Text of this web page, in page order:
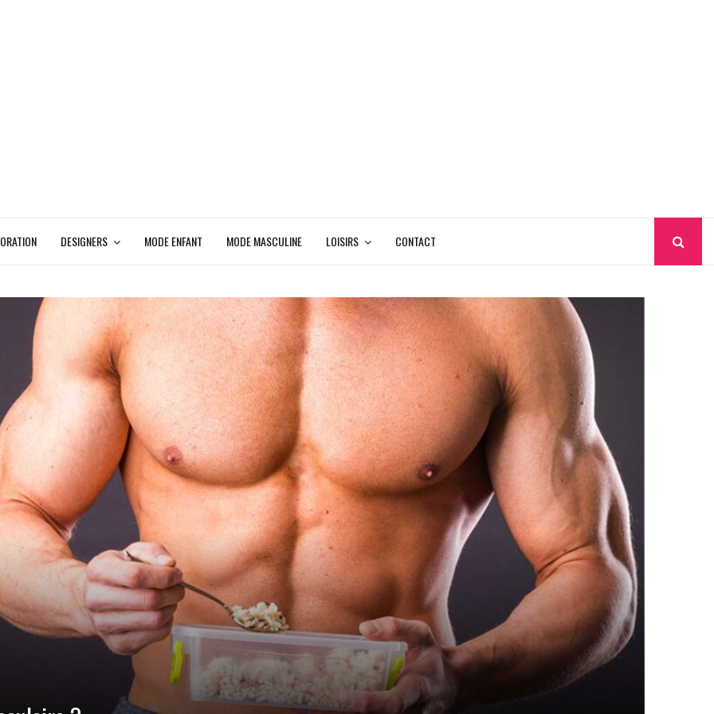
DESIGNERS MODE ENFANT MODE MASCULINE LOISIRS CONTACT